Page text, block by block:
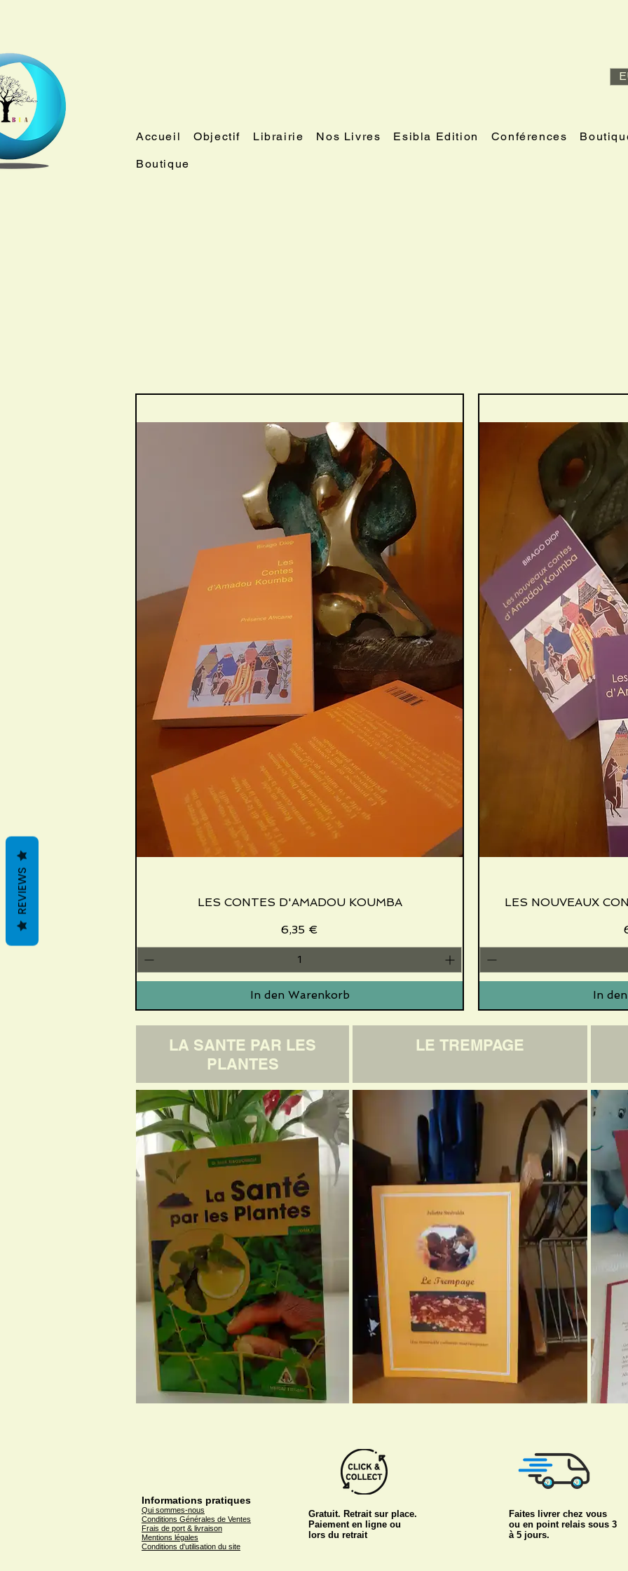
Accueil Objectif Librairie Nos Livres Esibla Edition Conférences
Boutique
Schnellansicht
LES CONTES D'AMADOU KOUMBA
Preis
6,35 €
In den Warenkorb
LES NOUVEAUX
In
LA SANTE PAR LES
PLANTES
LE TREMPAGE
Informations pratiques
Qui sommes-nous
Conditions Générales de Ventes
Frais de port & livraison
Mentions légales
Conditions d'utilisation du site
Gratuit. Retrait sur place.
Paiement en ligne ou
lors du retrait
Faites livrer chez vous
ou en point relais sous 3
à 5 jours.
REVIEWS